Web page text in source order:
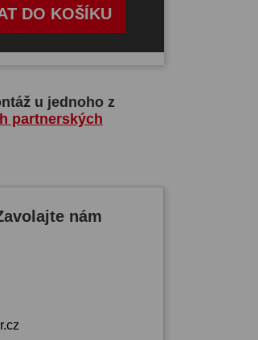
DO KOŠÍKU
u jednoho z
partnerských
nám